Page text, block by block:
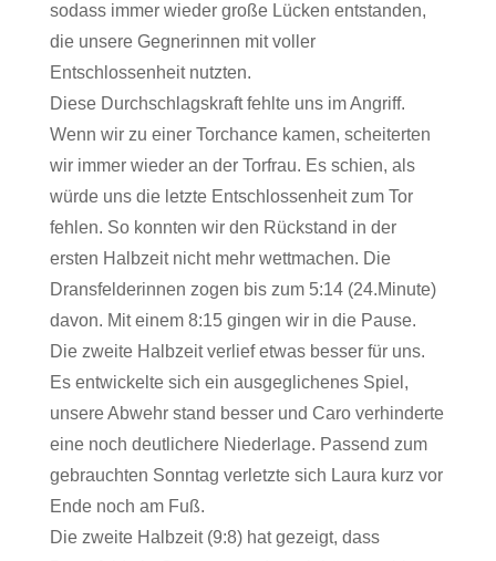
sodass immer wieder große Lücken entstanden,
die unsere Gegnerinnen mit voller
Entschlossenheit nutzten.
Diese Durchschlagskraft fehlte uns im Angriff.
Wenn wir zu einer Torchance kamen, scheiterten
wir immer wieder an der Torfrau. Es schien, als
würde uns die letzte Entschlossenheit zum Tor
fehlen. So konnten wir den Rückstand in der
ersten Halbzeit nicht mehr wettmachen. Die
Dransfelderinnen zogen bis zum 5:14 (24.Minute)
davon. Mit einem 8:15 gingen wir in die Pause.
Die zweite Halbzeit verlief etwas besser für uns.
Es entwickelte sich ein ausgeglichenes Spiel,
unsere Abwehr stand besser und Caro verhinderte
eine noch deutlichere Niederlage. Passend zum
gebrauchten Sonntag verletzte sich Laura kurz vor
Ende noch am Fuß.
Die zweite Halbzeit (9:8) hat gezeigt, dass